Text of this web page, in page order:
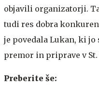
objavili organizatorji.
tudi res dobra
je povedala Lukan, ki
premor in priprave v
Preberite še: